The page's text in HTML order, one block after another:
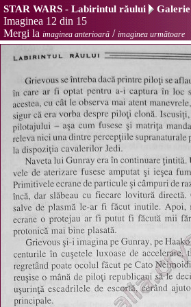
STAR WARS - Labirintul răului Galerie
Imaginea 12 din 15
Mergi la imaginea anterioară / imaginea următoare